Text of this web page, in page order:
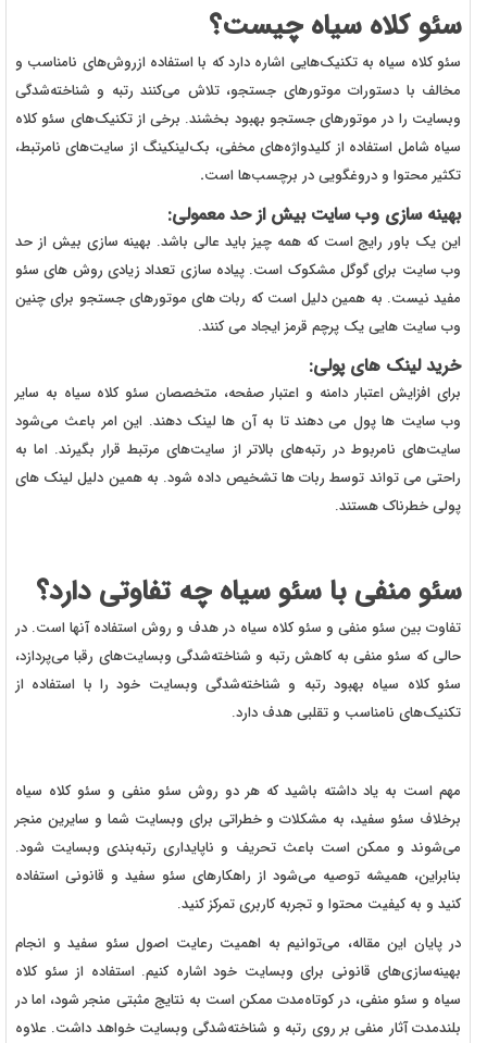
سئو کلاه سیاه چیست؟
سئو کلاه سیاه به تکنیک‌هایی اشاره دارد که با استفاده ازروش‌های نامناسب و
مخالف با دستورات موتورهای جستجو، تلاش می‌کنند رتبه و شناخته‌شدگی
وبسایت را در موتورهای جستجو بهبود بخشند. برخی از تکنیک‌های سئو کلاه
سیاه شامل استفاده از کلیدواژه‌های مخفی، بک‌لینکینگ از سایت‌های نامرتبط،
تکثیر محتوا و دروغگویی در برچسب‌ها است.
بهینه سازی وب سایت بیش از حد معمولی:
این یک باور رایج است که همه چیز باید عالی باشد. بهینه سازی بیش از حد
وب سایت برای گوگل مشکوک است. پیاده سازی تعداد زیادی روش های سئو
مفید نیست. به همین دلیل است که ربات های موتورهای جستجو برای چنین
وب سایت هایی یک پرچم قرمز ایجاد می کنند.
خرید لینک های پولی:
برای افزایش اعتبار دامنه و اعتبار صفحه، متخصصان سئو کلاه سیاه به سایر
وب سایت ها پول می دهند تا به آن ها لینک دهند. این امر باعث می‌شود
سایت‌های نامربوط در رتبه‌های بالاتر از سایت‌های مرتبط قرار بگیرند. اما به
راحتی می تواند توسط ربات ها تشخیص داده شود. به همین دلیل لینک های
پولی خطرناک هستند.
سئو منفی با سئو سیاه چه تفاوتی دارد؟
تفاوت بین سئو منفی و سئو کلاه سیاه در هدف و روش استفاده آنها است. در
حالی که سئو منفی به کاهش رتبه و شناخته‌شدگی وبسایت‌های رقبا می‌پردازد،
سئو کلاه سیاه بهبود رتبه و شناخته‌شدگی وبسایت خود را با استفاده از
تکنیک‌های نامناسب و تقلبی هدف دارد.
مهم است به یاد داشته باشید که هر دو روش سئو منفی و سئو کلاه سیاه
برخلاف سئو سفید، به مشکلات و خطراتی برای وبسایت شما و سایرین منجر
می‌شوند و ممکن است باعث تحریف و ناپایداری رتبه‌بندی وبسایت شود.
بنابراین، همیشه توصیه می‌شود از راهکارهای سئو سفید و قانونی استفاده
کنید و به کیفیت محتوا و تجربه کاربری تمرکز کنید.
در پایان این مقاله، می‌توانیم به اهمیت رعایت اصول سئو سفید و انجام
بهینه‌سازی‌های قانونی برای وبسایت خود اشاره کنیم. استفاده از سئو کلاه
سیاه و سئو منفی، در کوتاه‌مدت ممکن است به نتایج مثبتی منجر شود، اما در
بلندمدت آثار منفی بر روی رتبه و شناخته‌شدگی وبسایت خواهد داشت. علاوه